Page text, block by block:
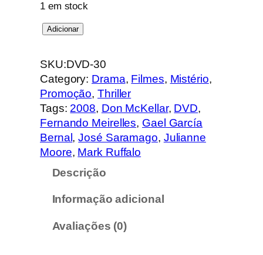
1 em stock
Q
a
n
t
i
d
a
d
Adicionar
SKU:DVD-30
Category: Drama, Filmes, Mistério
Promoção, Thriller
Tags: 2008, Don McKellar, DVD
Fernando Meirelles, Gael García
Bernal, José Saramago, Julianne
Moore, Mark Ruffalo
Descrição
Informação adicional
Avaliações (0)